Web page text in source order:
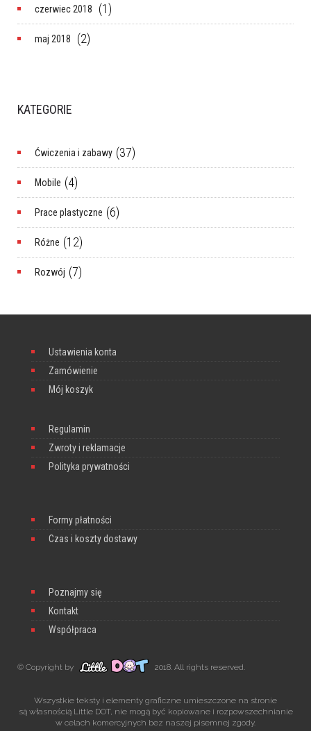
czerwiec 2018 (1)
maj 2018 (2)
KATEGORIE
Ćwiczenia i zabawy (37)
Mobile (4)
Prace plastyczne (6)
Różne (12)
Rozwój (7)
Ustawienia konta
Zamówienie
Mój koszyk
Regulamin
Zwroty i reklamacje
Polityka prywatności
Formy płatności
Czas i koszty dostawy
Poznajmy się
Kontakt
Współpraca
© Copyright by 2018. All rights reserved.
Wszystkie teksty i elementy graficzne umieszczone na stronie
są własnością Little DOT, nie mogą być kopiowane i rozpowszechnianie
w celach komercyjnych bez naszej pisemnej zgody.